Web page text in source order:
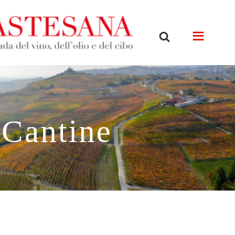
Cantine